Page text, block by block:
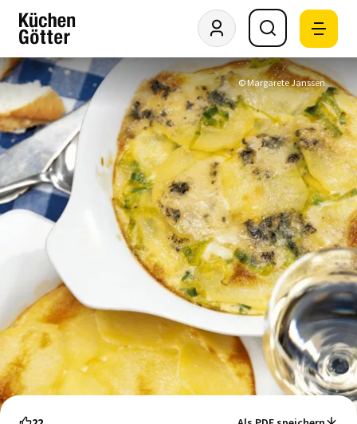
© Margarete Janssen